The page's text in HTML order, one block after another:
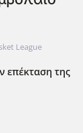
League
επέκταση της